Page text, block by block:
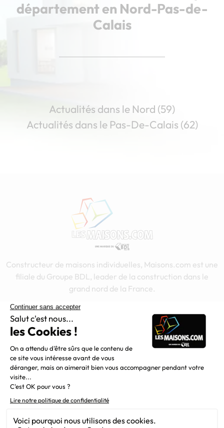
département en Nord-Pas-de-
Calais
Actualités dans le Nord (59)
Actualités dans le Pas-De-Calais (62)
Constructeur de maisons individuelles, Maisons.com est une
filiale du Groupe BDL, leader de la construction dans le
grand nord de la France.
Alertes offres
Newsletter
Vie privée
Plan du site